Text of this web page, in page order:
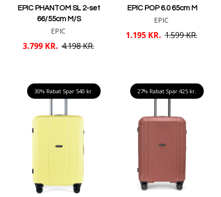
EPIC PHANTOM SL 2-set
66/55cm M/S
EPIC
3.799 KR. 4.198 KR.
EPIC POP 6.0 65cm M
EPIC
1.195 KR. 1.599 KR.
30% Rabat Spar 540 kr. 27% Rabat Spar 425 kr.